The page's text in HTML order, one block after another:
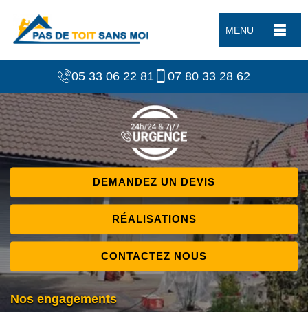
MENU
05 33 06 22 81 07 80 33 28 62
DEMANDEZ UN DEVIS
RÉALISATIONS
CONTACTEZ NOUS
Nos engagements